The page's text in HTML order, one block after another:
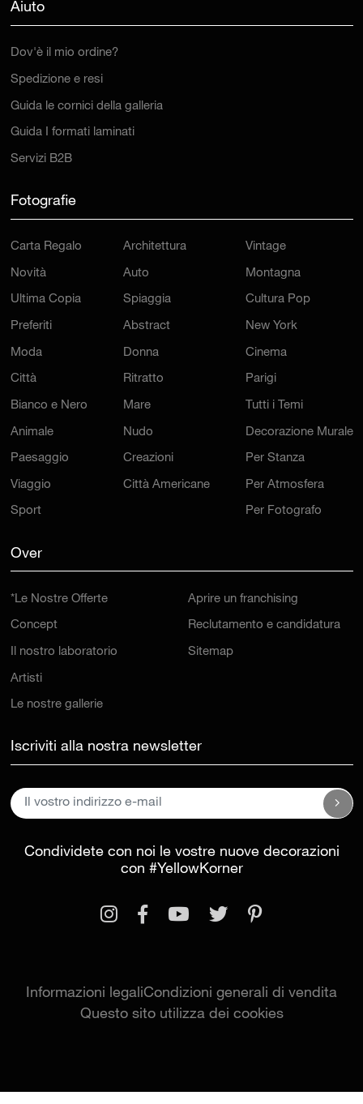
Aiuto
Dov'è il mio ordine?
Spedizione e resi
Guida le cornici della galleria
Guida I formati laminati
Servizi B2B
Fotografie
Carta Regalo
Novità
Ultima Copia
Preferiti
Moda
Città
Bianco e Nero
Animale
Paesaggio
Viaggio
Sport
Architettura
Auto
Spiaggia
Abstract
Donna
Ritratto
Mare
Nudo
Creazioni
Città Americane
Vintage
Montagna
Cultura Pop
New York
Cinema
Parigi
Tutti i Temi
Decorazione Murale
Per Stanza
Per Atmosfera
Per Fotografo
Over
*Le Nostre Offerte
Concept
Il nostro laboratorio
Artisti
Le nostre gallerie
Aprire un franchising
Reclutamento e candidatura
Sitemap
Iscriviti alla nostra newsletter
Condividete con noi le vostre nuove decorazioni
con #YellowKorner
Informazioni legaliCondizioni generali di vendita
Questo sito utilizza dei cookies